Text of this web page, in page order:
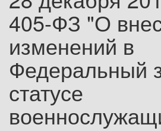
405-ФЗ "О
изменений в
Федеральный
статусе